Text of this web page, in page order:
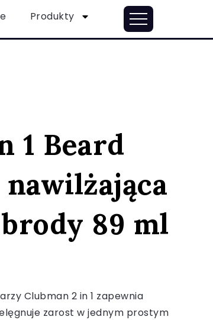
Produkty
1 Beard
89 ml
Clubman 2 in 1 zapewnia
zarost w jednym prostym